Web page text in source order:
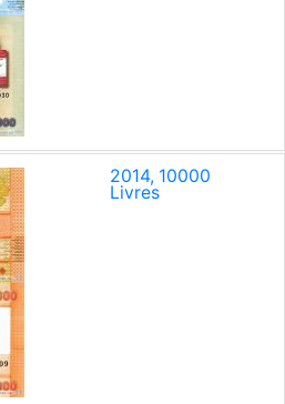
2014, 10000
Livres